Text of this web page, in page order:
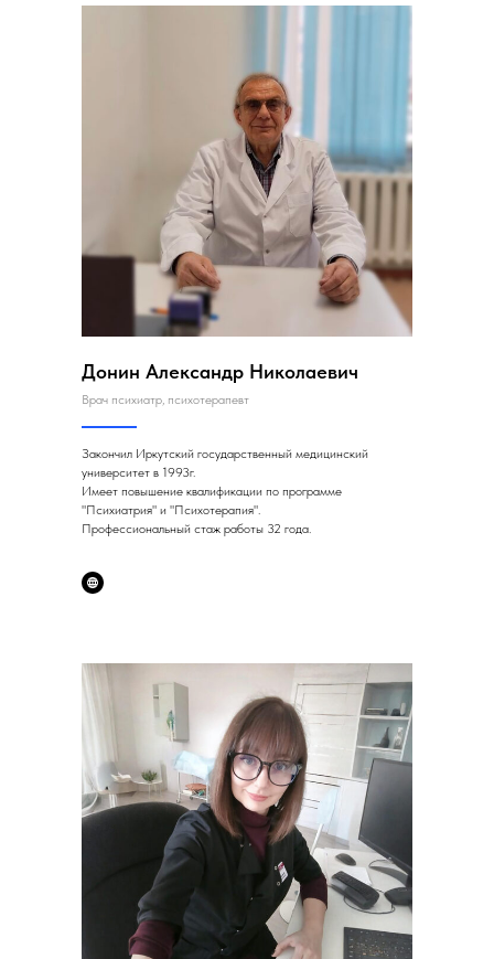
Донин Александр Николаевич
Закончил Иркутский государственный медицинский
университет в 1993г.
Имеет повышение квалификации по программе
"Психиатрия" и "Психотерапия".